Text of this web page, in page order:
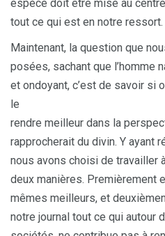
espèce doit être mise au
tout ce qui est en notre ressort.
Maintenant, la question que
posées, sachant que l’homme
et ondoyant, c’est de savoir si
le
rendre meilleur dans la
rapprocherait du divin. Y ayant
nous avons choisi de travailler
deux manières. Premièrement
mêmes meilleurs, et
notre journal tout ce qui autour